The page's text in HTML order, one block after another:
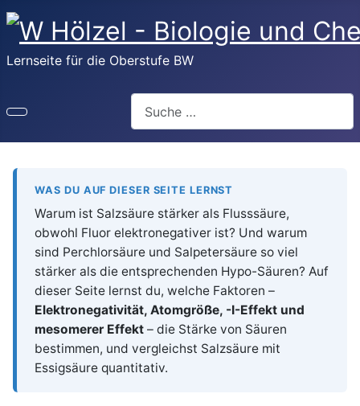
Lernseite für die Oberstufe BW
WAS DU AUF DIESER SEITE LERNST
Warum ist Salzsäure stärker als Flusssäure,
obwohl Fluor elektronegativer ist? Und warum
sind Perchlorsäure und Salpetersäure so viel
stärker als die entsprechenden Hypo-Säuren? Auf
dieser Seite lernst du, welche Faktoren –
Elektronegativität, Atomgröße, -I-Effekt und
mesomerer Effekt – die Stärke von Säuren
bestimmen, und vergleichst Salzsäure mit
Essigsäure quantitativ.